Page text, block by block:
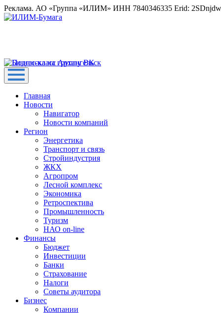
Реклама. АО «Группа «ИЛИМ» ИНН 7840346335 Erid:
Главная
Новости
Навигатор
Новости компаний
Регион
Энергетика
Транспорт и связь
Стройиндустрия
ЖКХ
Агропром
Лесной комплекс
Экономика
Ретроспектива
Промышленность
Туризм
НАО on-line
Финансы
Бюджет
Инвестиции
Банки
Страхование
Налоги
Советы аудитора
Бизнес
Компании